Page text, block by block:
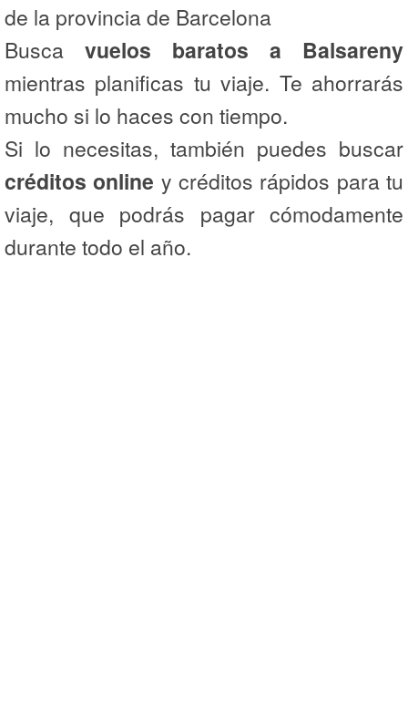
de la provincia de Barcelona
Busca vuelos baratos a Balsareny
mientras planificas tu viaje. Te ahorrarás
mucho si lo haces con tiempo.
Si lo necesitas, también puedes buscar
créditos online y créditos rápidos para tu
viaje, que podrás pagar cómodamente
durante todo el año.